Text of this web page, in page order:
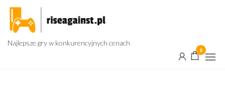
Przejdź
treści
Najlepsze gry w konkurencyjnych cenach
0